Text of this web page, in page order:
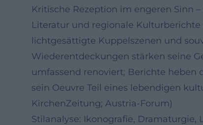
Kritische Rezeption im engeren Sinn
Literatur und regionale Kulturberichte
lichtgesättigte Kuppelszenen und
Wiederentdeckungen stärken seine
umfassend renoviert; Berichte heben
sein Oeuvre Teil eines lebendigen
KirchenZeitung; Austria-Forum)
Stilanalyse: Ikonografie, Dramaturgie,